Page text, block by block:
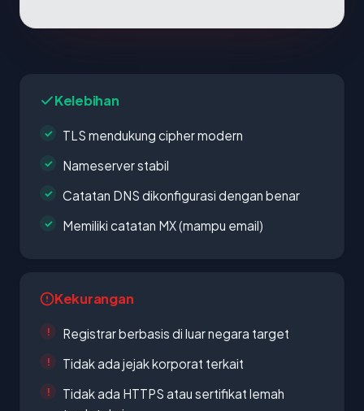
Kelebihan
TLS mendukung cipher modern
Nameserver stabil
Catatan DNS dikonfigurasi dengan benar
Memiliki catatan MX (mampu email)
Kekurangan
Registrar berbasis di luar negara target
Tidak ada jejak korporat terkait
Tidak ada HTTPS atau sertifikat lemah